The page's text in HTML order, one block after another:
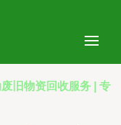
旧物资回收服务 | 专